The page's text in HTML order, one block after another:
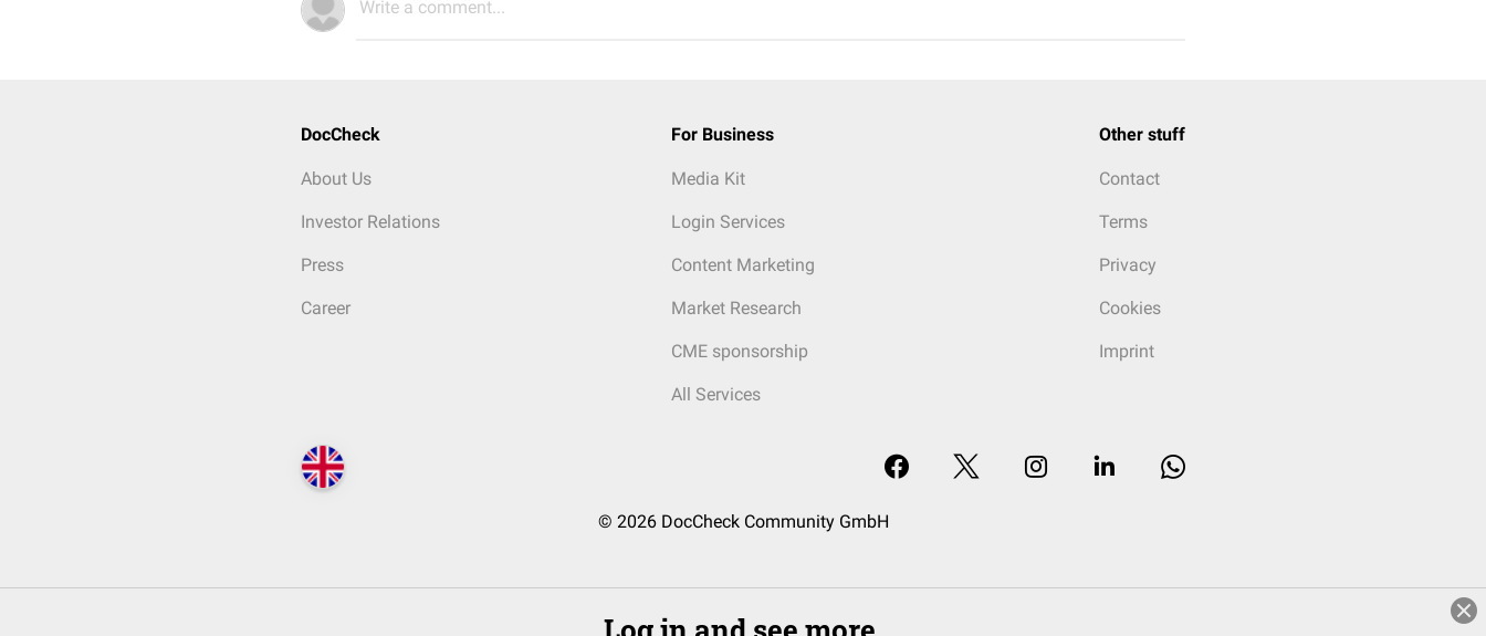
Write a comment...
DocCheck
About Us
Investor Relations
Press
Career
For Business
Media Kit
Login Services
Content Marketing
Market Research
CME sponsorship
All Services
Other stuff
Contact
Terms
Privacy
Cookies
Imprint
© 2026 DocCheck Community GmbH